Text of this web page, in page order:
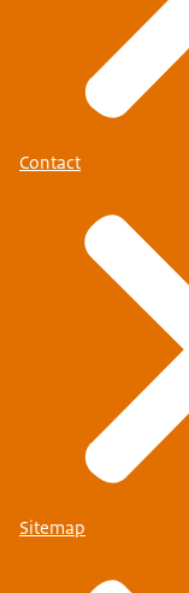
Contact
Sitemap